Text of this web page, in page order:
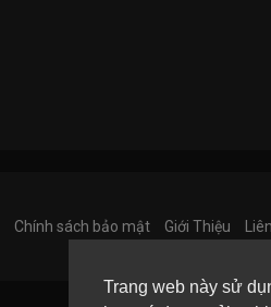
Trang web này sử
Chính sách bảo mật Giới Thiệu